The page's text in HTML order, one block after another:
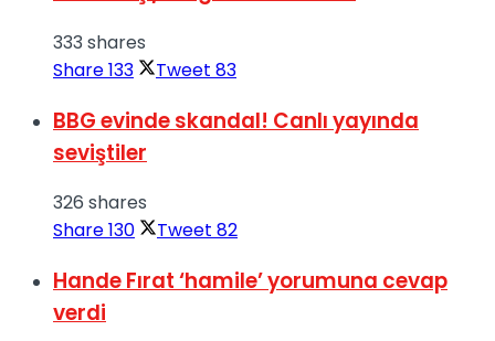
333 shares
Share133 Tweet 83
BBG evinde skandal! Canlı yayında
seviştiler
326 shares
Share130 Tweet 82
Hande Fırat ‘hamile’ yorumuna cevap
verdi